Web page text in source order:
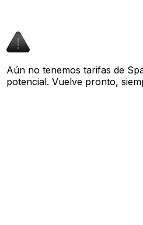
Aún no tenemos tarifas de
potencial. Vuelve pronto,